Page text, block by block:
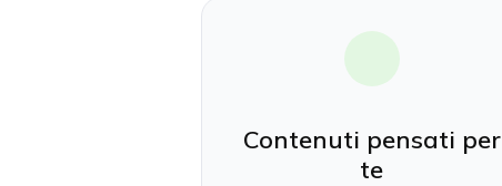
Contenuti pensati per
te